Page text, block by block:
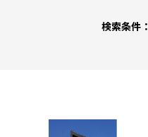
検索条件：